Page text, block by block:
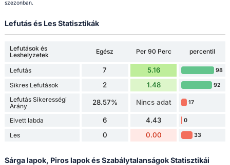
szezonban.
Lefutás és Les Statisztikák
Lefutások és
Leshelyzetek
Egész Per 90 Perc percentil
Lefutás 7 5.16 98
Sikres Lefutások 2 1.48 92
Lefutás Sikerességi
Arány
28.57% Nincs adat 17
Elvett labda 6 4.43 0
Les 0 0.00 33
Sárga lapok, Piros lapok és Szabálytalanságok Statisztikái